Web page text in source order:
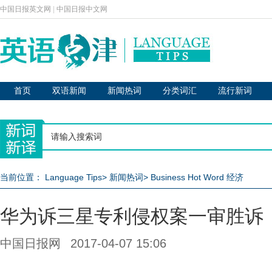
中国日报英文网 中国日报中文网
首页 双语新闻 新闻热词 分类词汇 流行新词
当前位置： Language Tips> 新闻热词> Business Hot Word 经济
华为诉三星专利侵权案一审胜诉
中国日报网 2017-04-07 15:06